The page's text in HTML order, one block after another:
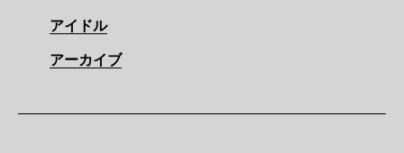
アイドル
アーカイブ